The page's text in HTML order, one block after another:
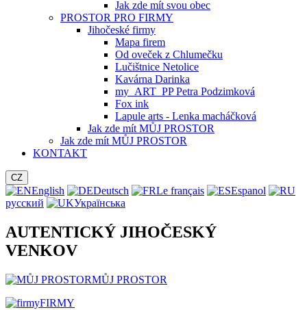
Jak zde mít svou obec
PROSTOR PRO FIRMY
Jihočeské firmy
Mapa firem
Od oveček z Chlumečku
Lučištnice Netolice
Kavárna Darinka
my_ART_PP Petra Podzimková
Fox ink
Lapule arts - Lenka macháčková
Jak zde mít MŮJ PROSTOR
Jak zde mít MŮJ PROSTOR
KONTAKT
CZ
English Deutsch Le français
Espanol
русский
Українська
AUTENTICKÝ JIHOČESKÝ
VENKOV
MŮJ PROSTOR
FIRMY